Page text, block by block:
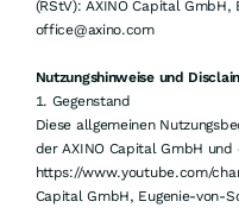
(RStV): AXINO Capital
office@axino.com
Nutzungshinweise und
1. Gegenstand
Diese allgemeinen
der AXINO Capital GmbH
https://www.youtube.com/
Capital GmbH, Eugenie-von-